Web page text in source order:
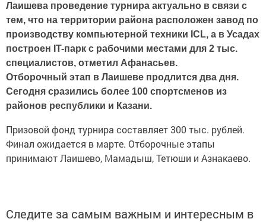
Лаишева проведение турнира актуально в связи с
тем, что на территории района расположен завод по
производству компьютерной техники ICL, а в Усадах
построен IT-парк с рабочими местами для 2 тыс.
специалистов, отметил Афанасьев.
Отборочный этап в Лаишеве продлится два дня.
Сегодня сразились более 100 спортсменов из
районов республики и Казани.
Призовой фонд турнира составляет 300 тыс. рублей.
Финал ожидается в марте. Отборочные этапы
принимают Лаишево, Мамадыш, Тетюши и Азнакаево.
Следите за самым важным и интересным в